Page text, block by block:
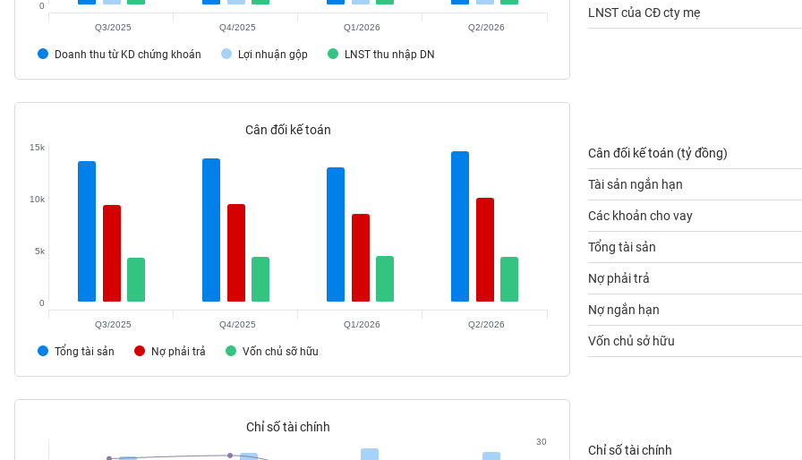
Lợi nhuận gộp LNST thu nhập DN
Doanh thu từ KD chứng khoán
0
Q3/2025 Q4/2025 Q1/2026 Q2/2026
LNST của CĐ cty mẹ
Cân đối kế toán
Tổng tài sản Nợ phải trả Vốn chủ sỡ hữu
0
5k
10k
15k
Q3/2025 Q4/2025 Q1/2026 Q2/2026
Cân đối kế toán (tỷ đồng)
Tài sản ngắn hạn
Các khoản cho vay
Tổng tài sản
Nợ phải trả
Nợ ngắn hạn
Vốn chủ sở hữu
Chỉ số tài chính
30
Chỉ số tài chính
NGHIỆP
TIÊU
THIẾT
TIÊU
THIẾT